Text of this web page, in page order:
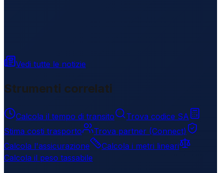
Vedi tutte le notizie
Strumenti correlati
Calcola il tempo di transito
Trova codice SA
Stima costi trasporto
Trova partner (Connect)
Calcola l'assicurazione
Calcola i metri lineari
Calcola il peso tassabile